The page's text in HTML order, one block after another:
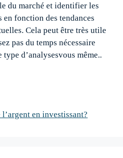
du marché et identifier les
en fonction des tendances
Cela peut être très utile
pas du temps nécessaire
d’analysesvous même..
en investissant?